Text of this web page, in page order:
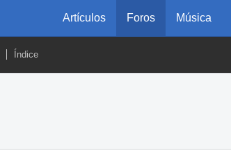
Artículos Foros Música
Índice